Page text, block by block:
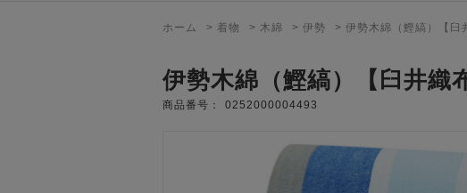
ホーム > 着物 > 木綿 > 伊勢 > 伊勢木綿（鰹縞）【臼
伊勢木綿（鰹縞）【臼井織
商品番号： 0252000004493